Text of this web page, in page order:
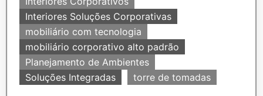
Interiores Soluções Corporativas
mobiliário com tecnologia
mobiliário corporativo alto padrão
Planejamento de Ambientes
Soluções Integradas
torre de tomadas